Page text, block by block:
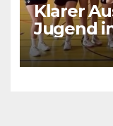
Klarer
Jugend
in